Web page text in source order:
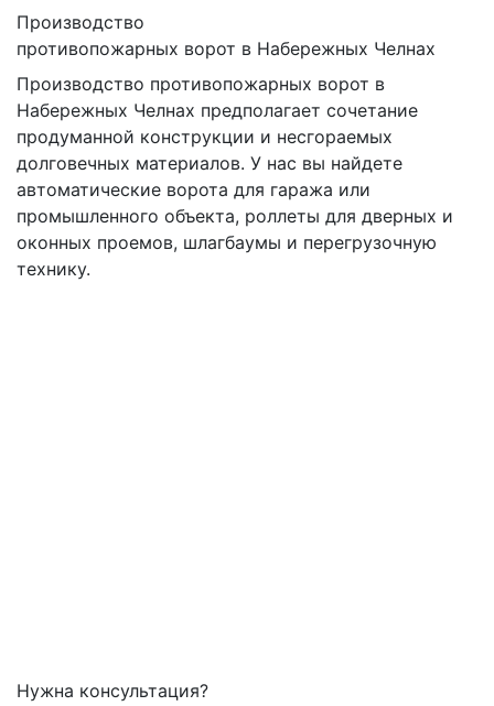
Производство
противопожарных ворот в Набережных Челнах
Производство противопожарных ворот в
Набережных Челнах предполагает сочетание
продуманной конструкции и несгораемых
долговечных материалов. У нас вы найдете
автоматические ворота для гаража или
промышленного объекта, роллеты для дверных и
оконных проемов, шлагбаумы и перегрузочную
технику.
Нужна консультация?